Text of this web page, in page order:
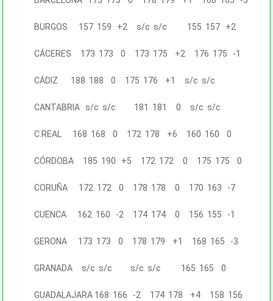
BURGOS 157 159 +2 s/c s/c 155 157 +2
CÁCERES 173 173 0 173 175 +2 176 175 -1
CÁDIZ 188 188 0 175 176 +1 s/c s/c
CANTABRIA s/c s/c 181 181 0 s/c s/c
C.REAL 168 168 0 172 178 +6 160 160 0
CÓRDOBA 185 190 +5 172 172 0 175 175 0
CORUÑA 172 172 0 178 178 0 170 163 -7
CUENCA 162 160 -2 174 174 0 156 155 -1
GERONA 173 173 0 178 179 +1 168 165 -3
GRANADA s/c s/c s/c s/c 165 165 0
GUADALAJARA 168 166 -2 174 178 +4 158 156